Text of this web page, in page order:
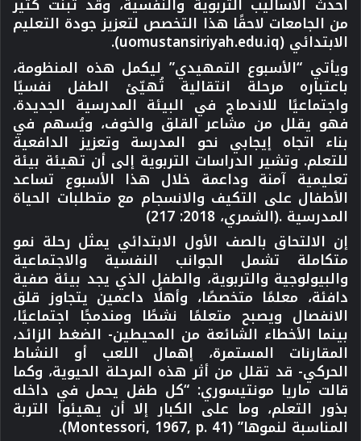
من الجامعات لاحقًا هذا التخصص لتعزيز جودة التعليم
الابتدائي (uomustansiriyah.edu.iq).
ويأتي “الأسبوع التمهيدي” ليكمل هذه المنظومة،
باعتباره مرحلة انتقالية تُهيّئ الطفل نفسيًا
واجتماعيًا للاندماج في البيئة المدرسية الجديدة.
فهو يقلل من مشاعر القلق والخوف، ويُسهم في
بناء اتجاه إيجابي نحو المدرسة وتعزيز الدافعية
للتعلم. وتشير الدراسات التربوية إلى أن تهيئة بيئة
تعليمية آمنة وداعمة خلال هذا الأسبوع تساعد
الأطفال على التكيف والانسجام مع متطلبات الحياة
المدرسية .(الشمري، 2018: 217)
إن الالتحاق بالصف الأول الابتدائي يمثل رحلة نمو
متكاملة تشمل الجوانب النفسية والاجتماعية
والبيولوجية والتربوية، والطفل الذي يجد بيئة صفية
دافئة، معلمًا متخصصًا، وأهلًا داعمين يتجاوز قلق
الانفصال ويصبح متعلمًا نشطًا ومندمجًا اجتماعيًا،
بينما الأخطاء الشائعة من المحيطين- الضغط الزائد،
المقارنات المستمرة، إهمال اللعب أو النشاط
الحركي- قد تقلل من أثر هذه المرحلة الحيوية، وكما
قالت ماريا مونتيسوري: “كل طفل يحمل في داخله
بذور التعلم، وما على الكبار إلا أن يهيئوا التربة
المناسبة لنموها” (Montessori, 1967, p. 41).